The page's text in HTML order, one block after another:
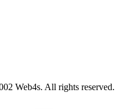
Web4s. All rights reserved.